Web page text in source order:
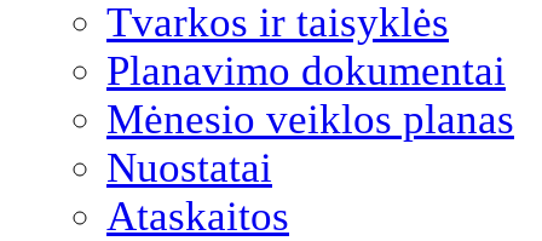
Tvarkos ir taisyklės
Planavimo dokumentai
Mėnesio veiklos planas
Nuostatai
Ataskaitos